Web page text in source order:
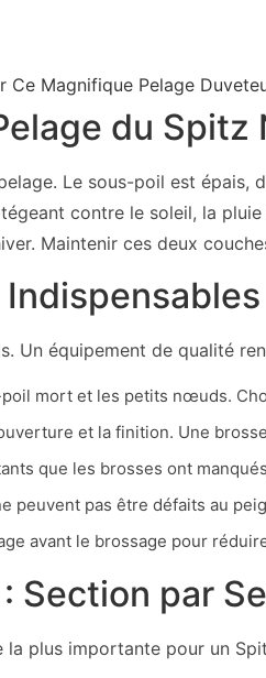
du Spitz
Le sous-poil est
contre le soleil, la
Maintenir ces deux
Un équipement de qualité
mort et les petits nœuds.
et la finition. Une
que les brosses ont
pas être défaits au
avant le brossage pour
Section par
plus importante pour un